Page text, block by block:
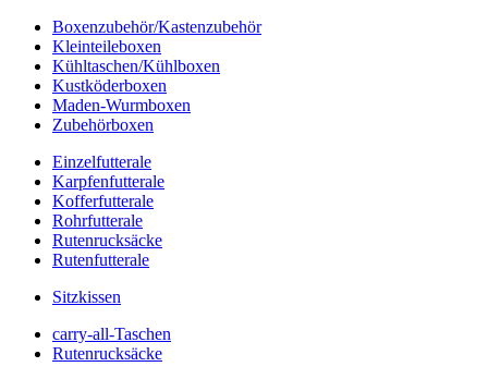
Boxenzubehör/Kastenzubehör
Kleinteileboxen
Kühltaschen/Kühlboxen
Kustköderboxen
Maden-Wurmboxen
Zubehörboxen
Einzelfutterale
Karpfenfutterale
Kofferfutterale
Rohrfutterale
Rutenrucksäcke
Rutenfutterale
Sitzkissen
carry-all-Taschen
Rutenrucksäcke